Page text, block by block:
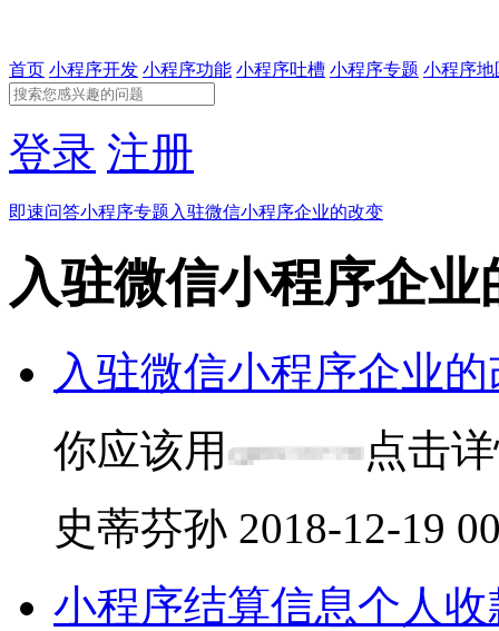
首页 小程序开发 小程序功能 小程序吐槽 小程序专题 小程序地
登录 注册
即速问答小程序专题 入驻微信小程序企业的改变
入驻微信小程序企业
入驻微信小程序企业
你应该用
点击
史蒂芬孙 2018-12-19
小程序结算信息个人